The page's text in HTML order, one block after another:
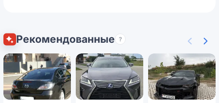
Рекомендованные ?